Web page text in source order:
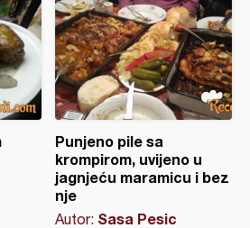
Punjeno pile sa
krompirom, uvijeno u
jagnjeću maramicu i bez
nje
Autor: Sasa Pesic